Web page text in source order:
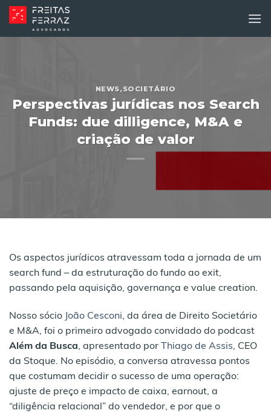
Skip
to
content
NEWS, SOCIETÁRIO
Perspectivas jurídicas nos Search
Funds: due dilligence, M&A e
criação de valor
Os aspectos jurídicos atravessam toda a jornada de um
search fund – da estruturação do fundo ao exit,
passando pela aquisição, governança e value creation.
Nosso sócio João Cesconi, da área de Direito Societário
e M&A, foi o primeiro advogado convidado do podcast
Além da Busca, apresentado por Thiago de Assis, CEO
da Stoque. No episódio, a conversa atravessa pontos
que costumam decidir o sucesso de uma operação:
ajuste de preço e impacto de caixa, earnout, a
“diligência relacional” do vendedor, e por que o